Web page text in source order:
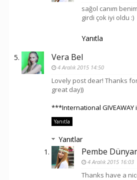
sağol canım
girdi çok iyi oldu :)
Yanıtla
Vera Bel
4 Aralık 2015 14:50
Lovely post dear! Thanks
great day))
***International
Yanıtla
Yanıtlar
Pembe
4 Aralık 2015 16:03
Thanks have a